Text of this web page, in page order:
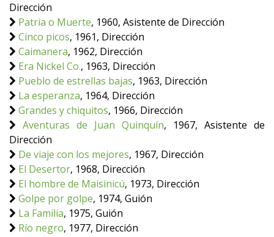
Dirección
Patria o Muerte, 1960, Asistente de Dirección
Cinco picos, 1961, Dirección
Caimanera, 1962, Dirección
Era Nickel Co., 1963, Dirección
Pueblo de estrellas bajas, 1963, Dirección
La esperanza, 1964, Dirección
Grandes y chiquitos, 1966, Dirección
Aventuras de Juan Quinquín, 1967, Asistente de
Dirección
De viaje con los mejores, 1967, Dirección
El Desertor, 1968, Dirección
El hombre de Maisinicú, 1973, Dirección
Golpe por golpe, 1974, Guión
La Familia, 1975, Guión
Río negro, 1977, Dirección